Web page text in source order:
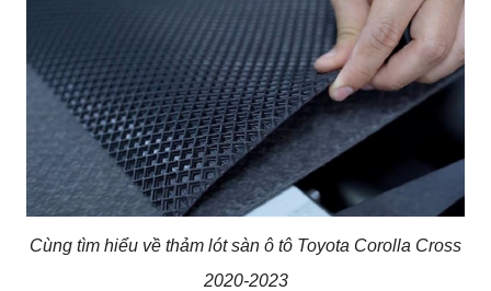
Cùng tìm hiểu về thảm lót sàn ô tô Toyota Corolla Cross
2020-2023